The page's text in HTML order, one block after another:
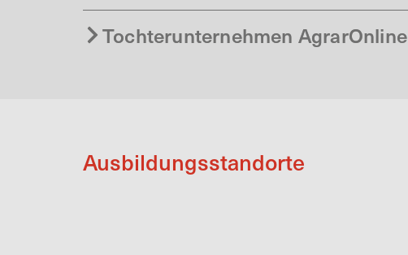
Tochterunternehmen AgrarOnline
Ausbildungsstandorte